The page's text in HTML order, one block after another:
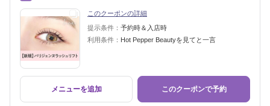
このクーポンの詳細
提示条件： 予約時＆入店時
利用条件： Hot Pepper Beautyを見てと一言
メニューを追加 このクーポンで予約